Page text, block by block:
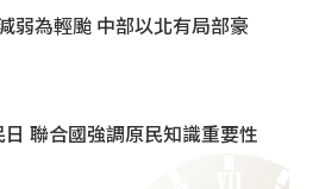
弱為輕颱 中部以北有局部豪
聯合國強調原民知識重要性